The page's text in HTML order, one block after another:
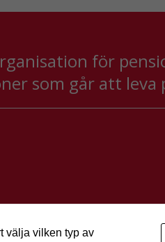
för
som går att leva
välja vilken typ av
chansen att få se